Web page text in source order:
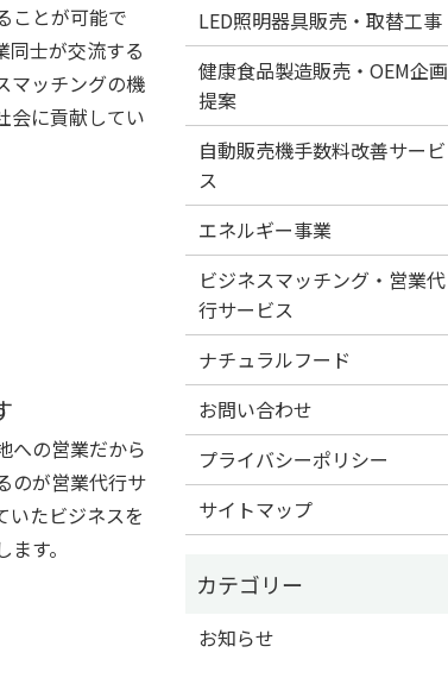
ことが可能で
同士が交流する
マッチングの機
会に貢献してい
への営業だから
のが営業代行サ
いたビジネスを
す。
LED照明器具販売・取替工事
健康食品製造販売・OEM企画
提案
自動販売機手数料改善サービ
ス
エネルギー事業
ビジネスマッチング・営業代
行サービス
ナチュラルフード
お問い合わせ
プライバシーポリシー
サイトマップ
お知らせ